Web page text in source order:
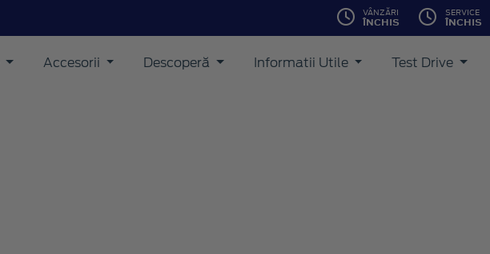
VÂNZĂRI
ÎNCHIS
SERVICE
ÎNCHIS
Accesorii Descoperă Informatii Utile Test Drive